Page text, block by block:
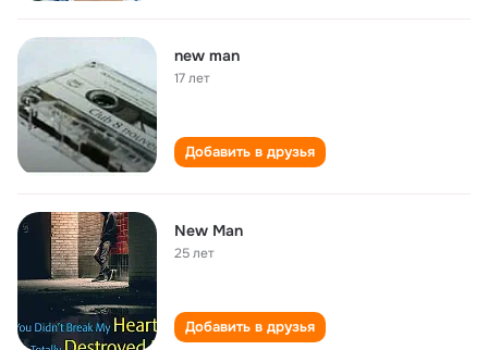
new man
17 лет
Добавить в друзья
New Man
25 лет
Добавить в друзья